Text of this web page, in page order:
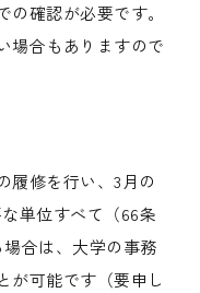
確認が必要です。
場合もありますので
履修を行い、3月の
単位すべて（66条
合は、大学の事務
が可能です（要申し